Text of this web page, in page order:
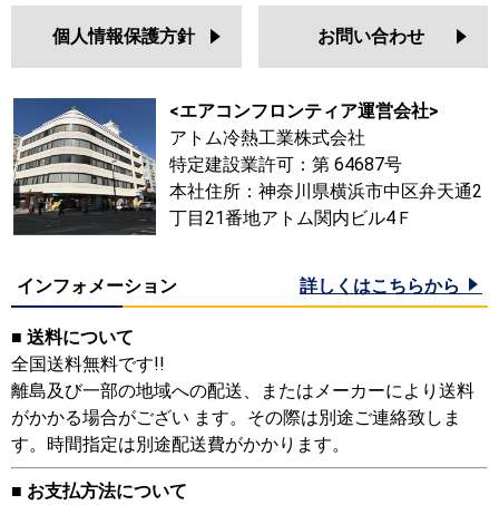
個人情報保護方針 お問い合わせ
<エアコンフロンティア運営会社>
アトム冷熱工業株式会社
特定建設業許可：第 64687号
本社住所：神奈川県横浜市中区弁天通2
丁目21番地アトム関内ビル4Ｆ
インフォメーション 詳しくはこちらから
■ 送料について
全国送料無料です!!
離島及び一部の地域への配送、またはメーカーにより送料
がかかる場合がござい ます。その際は別途ご連絡致しま
す。時間指定は別途配送費がかかります。
■ お支払方法について